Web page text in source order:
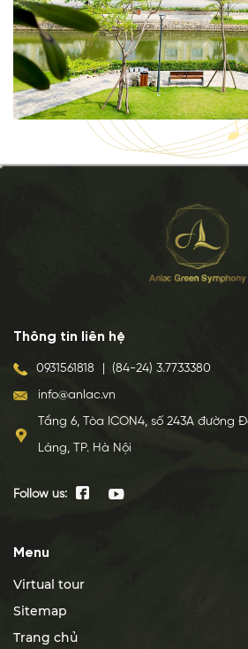
Thông tin liên hệ
0931561818 (84-24) 3.7733380
info@anlac.vn
Tầng 6, Tòa ICON4, số 243A đường
Láng, TP. Hà Nội
Follow us:
Menu
Virtual tour
Sitemap
Trang chủ